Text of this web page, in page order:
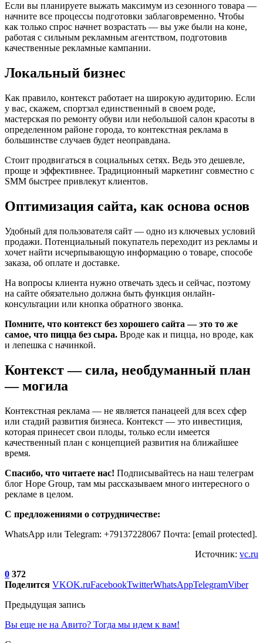
Если вы планируете выжать максимум из сезонного товара —
начните все процессы подготовки заблаговременно. Чтобы
как только спрос начнет возрастать — вы уже были на коне,
работая с сильным рекламным агентством, подготовив
качественные рекламные кампании.
Локальный бизнес
Как правило, контекст работает на широкую аудиторию. Если
у вас, скажем, спортзал единственный в своем роде,
мастерская по ремонту обуви или небольшой салон красоты в
определенном районе города, то контекстная реклама в
большинстве случаев будет неоправдана.
Стоит продвигаться в социальных сетях. Ведь это дешевле,
проще и эффективнее. Традиционный маркетинг совместно с
SMM быстрее привлекут клиентов.
Оптимизация сайта, как основа основ
Удобный для пользователя сайт — одно из ключевых условий
продажи. Потенциальный покупатель переходит из рекламы и
хочет найти исчерпывающую информацию о товаре, способе
заказа, об оплате и доставке.
На вопросы клиента нужно отвечать здесь и сейчас, поэтому
на сайте обязательно должна быть функция онлайн-
консультации или кнопка обратного звонка.
Помните, что контекст без хорошего сайта — это то же
самое, что пицца без сыра. Вроде как и пицца, но вроде, как
и лепешка с начинкой.
Контекст — сила, необдуманный план
— могила
Контекстная реклама — не является панацеей для всех сфер
или стадий развития бизнеса. Контекст — это инвестиция,
которая принесет свои плоды, только если имеется
качественный план с концепцией развития на ближайшее
время.
Спасибо, что читаете нас! Подписывайтесь на наш телеграм
блог Hope Group, там мы рассказываем много интересного о
рекламе в целом.
С предложениями о сотрудничестве:
WhatsApp или Telegram: +79137228067 Почта: [email protected].
Источник: vc.ru
0 372
Поделится VKOK.ruFacebookTwitterWhatsAppTelegramViber
Предыдущая запись
Вы еще не на Авито? Тогда мы идем к вам!